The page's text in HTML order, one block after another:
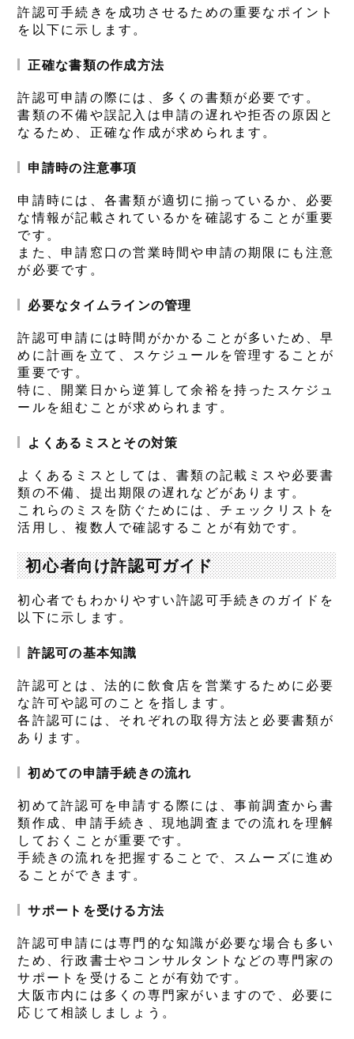
許認可手続きを成功させるための重要なポイント
を以下に示します。
正確な書類の作成方法
許認可申請の際には、多くの書類が必要です。
書類の不備や誤記入は申請の遅れや拒否の原因と
なるため、正確な作成が求められます。
申請時の注意事項
申請時には、各書類が適切に揃っているか、必要
な情報が記載されているかを確認することが重要
です。
また、申請窓口の営業時間や申請の期限にも注意
が必要です。
必要なタイムラインの管理
許認可申請には時間がかかることが多いため、早
めに計画を立て、スケジュールを管理することが
重要です。
特に、開業日から逆算して余裕を持ったスケジュ
ールを組むことが求められます。
よくあるミスとその対策
よくあるミスとしては、書類の記載ミスや必要書
類の不備、提出期限の遅れなどがあります。
これらのミスを防ぐためには、チェックリストを
活用し、複数人で確認することが有効です。
初心者向け許認可ガイド
初心者でもわかりやすい許認可手続きのガイドを
以下に示します。
許認可の基本知識
許認可とは、法的に飲食店を営業するために必要
な許可や認可のことを指します。
各許認可には、それぞれの取得方法と必要書類が
あります。
初めての申請手続きの流れ
初めて許認可を申請する際には、事前調査から書
類作成、申請手続き、現地調査までの流れを理解
しておくことが重要です。
手続きの流れを把握することで、スムーズに進め
ることができます。
サポートを受ける方法
許認可申請には専門的な知識が必要な場合も多い
ため、行政書士やコンサルタントなどの専門家の
サポートを受けることが有効です。
大阪市内には多くの専門家がいますので、必要に
応じて相談しましょう。